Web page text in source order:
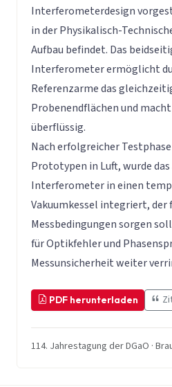
Interferometerdesign
in der Physikalisch-
Aufbau befindet. Das
Interferometer ermöglicht
Referenzarme das
Probenendflächen und
überflüssig.
Nach erfolgreicher
Prototypen in Luft, wurde
Interferometer in einen
Vakuumkessel integriert, der
Messbedingungen sorgen
für Optikfehler und
Messunsicherheit weiter
PDF herunterladen
114. Jahrestagung der DGaO ·